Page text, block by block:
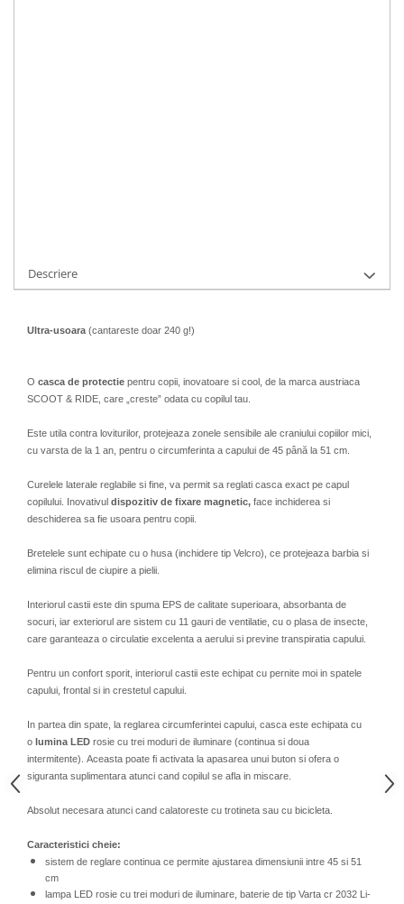
Descriere
Ultra-usoara (cantareste doar 240 g!)
O casca de protectie pentru copii, inovatoare si cool, de la marca austriaca
SCOOT & RIDE, care „creste” odata cu copilul tau.
Este utila contra loviturilor, protejeaza zonele sensibile ale craniului copiilor mici,
cu varsta de la 1 an, pentru o circumferinta a capului de 45 până la 51 cm.
Curelele laterale reglabile si fine, va permit sa reglati casca exact pe capul
copilului. Inovativul dispozitiv de fixare magnetic, face inchiderea si
deschiderea sa fie usoara pentru copii.
Bretelele sunt echipate cu o husa (inchidere tip Velcro), ce protejeaza barbia si
elimina riscul de ciupire a pielii.
Interiorul castii este din spuma EPS de calitate superioara, absorbanta de
socuri, iar exteriorul are sistem cu 11 gauri de ventilatie, cu o plasa de insecte,
care garanteaza o circulatie excelenta a aerului si previne transpiratia capului.
Pentru un confort sporit, interiorul castii este echipat cu pernite moi in spatele
capului, frontal si in crestetul capului.
In partea din spate, la reglarea circumferintei capului, casca este echipata cu
o lumina LED rosie cu trei moduri de iluminare (continua si doua
intermitente). Aceasta poate fi activata la apasarea unui buton si ofera o
siguranta suplimentara atunci cand copilul se afla in miscare.
Absolut necesara atunci cand calatoreste cu trotineta sau cu bicicleta.
Caracteristici cheie:
sistem de reglare continua ce permite ajustarea dimensiunii intre 45 si 51
cm
lampa LED rosie cu trei moduri de iluminare, baterie de tip Varta cr 2032 Li-